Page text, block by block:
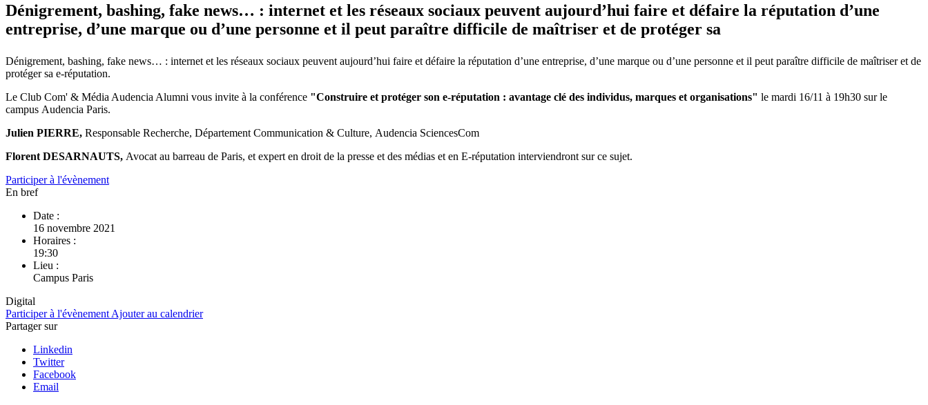
Dénigrement, bashing, fake news… : internet et les réseaux sociaux peuvent aujourd’hui faire et défaire la réputation d’une
entreprise, d’une marque ou d’une personne et il peut paraître difficile de maîtriser et de protéger sa
Dénigrement, bashing, fake news… : internet et les réseaux sociaux peuvent aujourd’hui faire et défaire la réputation d’une entreprise, d’une marque ou d’une personne et il peut paraître difficile de maîtriser et de
protéger sa e-réputation.
Le Club Com' & Média Audencia Alumni vous invite à la conférence "Construire et protéger son e-réputation : avantage clé des individus, marques et organisations" le mardi 16/11 à 19h30 sur le
campus Audencia Paris.
Julien PIERRE, Responsable Recherche, Département Communication & Culture, Audencia SciencesCom
Florent DESARNAUTS, Avocat au barreau de Paris, et expert en droit de la presse et des médias et en E-réputation interviendront sur ce sujet.
Participer à l'évènement
En bref
Date :
16 novembre 2021
Horaires :
19:30
Lieu :
Campus Paris
Digital
Participer à l'évènement Ajouter au calendrier
Partager sur
Linkedin
Twitter
Facebook
Email